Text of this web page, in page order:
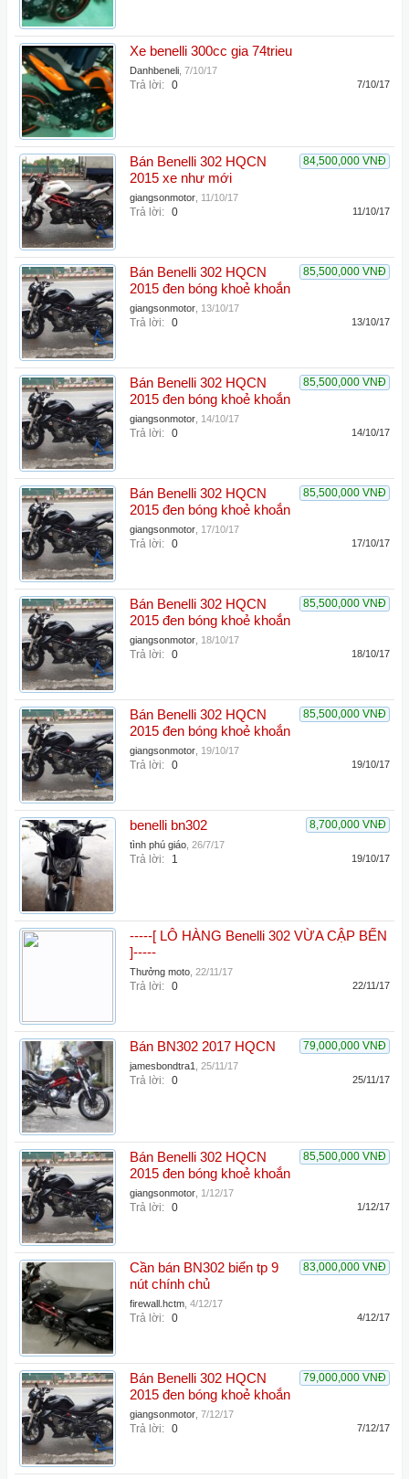
Xe benelli 300cc gia 74trieu
Danhbeneli 7/10/17
Trả lời: 0 7/10/17
84,500,000 VNĐ
Bán Benelli 302 HQCN
2015 xe như mới
giangsonmotor 11/10/17
Trả lời: 0 11/10/17
85,500,000 VNĐ
Bán Benelli 302 HQCN
2015 đen bóng khoẻ khoắn
giangsonmotor 13/10/17
Trả lời: 0 13/10/17
85,500,000 VNĐ
Bán Benelli 302 HQCN
2015 đen bóng khoẻ khoắn
giangsonmotor 14/10/17
Trả lời: 0 14/10/17
85,500,000 VNĐ
Bán Benelli 302 HQCN
2015 đen bóng khoẻ khoắn
giangsonmotor 17/10/17
Trả lời: 0 17/10/17
85,500,000 VNĐ
Bán Benelli 302 HQCN
2015 đen bóng khoẻ khoắn
giangsonmotor 18/10/17
Trả lời: 0 18/10/17
85,500,000 VNĐ
Bán Benelli 302 HQCN
2015 đen bóng khoẻ khoắn
giangsonmotor 19/10/17
Trả lời: 0 19/10/17
8,700,000 VNĐ
benelli bn302
tình phú giáo 26/7/17
Trả lời: 1 19/10/17
-----[ LÔ HÀNG Benelli 302 VỪA CẬP BẾN
]-----
Thưởng moto 22/11/17
Trả lời: 0 22/11/17
79,000,000 VNĐ
Bán BN302 2017 HQCN
jamesbondtra1 25/11/17
Trả lời: 0 25/11/17
85,500,000 VNĐ
Bán Benelli 302 HQCN
2015 đen bóng khoẻ khoắn
giangsonmotor 1/12/17
Trả lời: 0 1/12/17
83,000,000 VNĐ
Cần bán BN302 biển tp 9
nút chính chủ
firewall.hctm 4/12/17
Trả lời: 0 4/12/17
79,000,000 VNĐ
Bán Benelli 302 HQCN
2015 đen bóng khoẻ khoắn
giangsonmotor 7/12/17
Trả lời: 0 7/12/17